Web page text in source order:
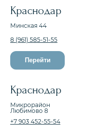
Краснодар
Микрорайон
Любимово 8
+7 903 452-55-54
Перейти
Краснодар
Минская 44
8 (961) 585-51-55